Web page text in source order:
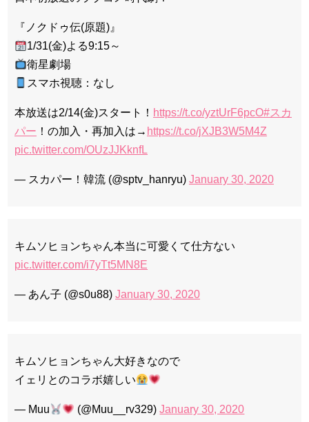
『ノクドゥ伝(原題)』
1/31(金)よる9:15～
衛星劇場
スマホ視聴：なし
本放送は2/14(金)スタート！ https://t.co/yztUrF6pcO#スカ
パー ！の加入・再加入は→ https://t.co/jXJB3W5M4Z
pic.twitter.com/OUzJJKknfL
— スカパー！韓流 (@sptv_hanryu) January 30, 2020
キムソヒョンちゃん本当に可愛くて仕方ない
pic.twitter.com/i7yTt5MN8E
— あん子 (@s0u88) January 30, 2020
キムソヒョンちゃん大好きなので
イェリとのコラボ嬉しい
— Muu (@Muu__rv329)January 30, 2020